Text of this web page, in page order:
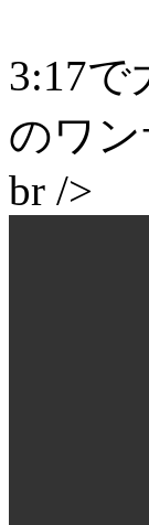
3:17で
のワン
br />